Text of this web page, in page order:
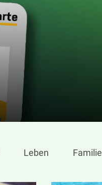
Leben Familie